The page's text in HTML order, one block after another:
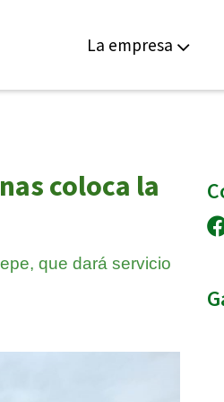
La empresa
coloca la
que dará servicio